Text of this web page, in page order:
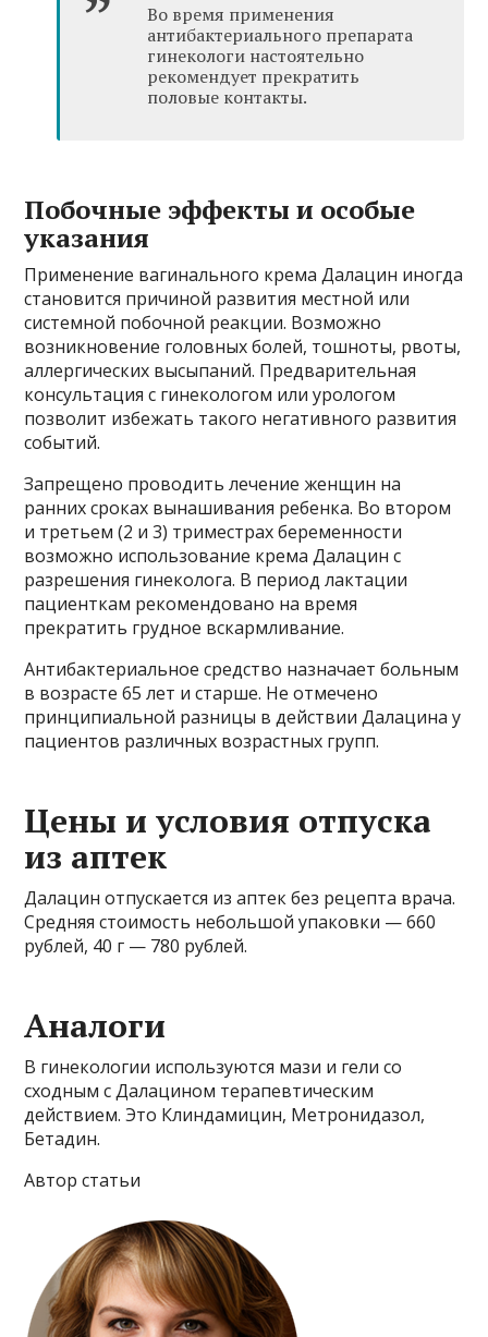
Во время применения
антибактериального препарата
гинекологи настоятельно
рекомендует прекратить
половые контакты.
Побочные эффекты и особые
указания
Применение вагинального крема Далацин иногда
становится причиной развития местной или
системной побочной реакции. Возможно
возникновение головных болей, тошноты, рвоты,
аллергических высыпаний. Предварительная
консультация с гинекологом или урологом
позволит избежать такого негативного развития
событий.
Запрещено проводить лечение женщин на
ранних сроках вынашивания ребенка. Во втором
и третьем (2 и 3) триместрах беременности
возможно использование крема Далацин с
разрешения гинеколога. В период лактации
пациенткам рекомендовано на время
прекратить грудное вскармливание.
Антибактериальное средство назначает больным
в возрасте 65 лет и старше. Не отмечено
принципиальной разницы в действии Далацина у
пациентов различных возрастных групп.
Цены и условия отпуска
из аптек
Далацин отпускается из аптек без рецепта врача.
Средняя стоимость небольшой упаковки — 660
рублей, 40 г — 780 рублей.
Аналоги
В гинекологии используются мази и гели со
сходным с Далацином терапевтическим
действием. Это Клиндамицин, Метронидазол,
Бетадин.
Автор статьи